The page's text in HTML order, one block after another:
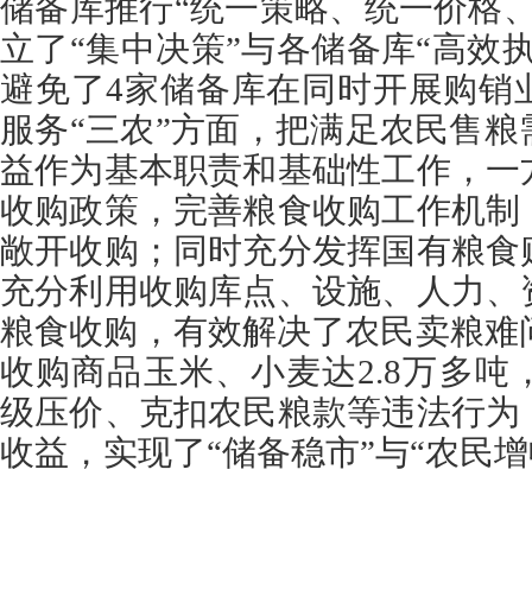
储备库推行“统一策略、统一价格
立了“集中决策”与各储备库“高效
避免了4家储备库在同时开展购销
服务“三农”方面，把满足农民售
益作为基本职责和基础性工作，
收购政策，完善粮食收购工作机
敞开收购；同时充分发挥国有粮
充分利用收购库点、设施、人力
粮食收购，有效解决了农民卖粮难
收购商品玉米、小麦达2.8万多吨
级压价、克扣农民粮款等违法行
收益，实现了“储备稳市”与“农民